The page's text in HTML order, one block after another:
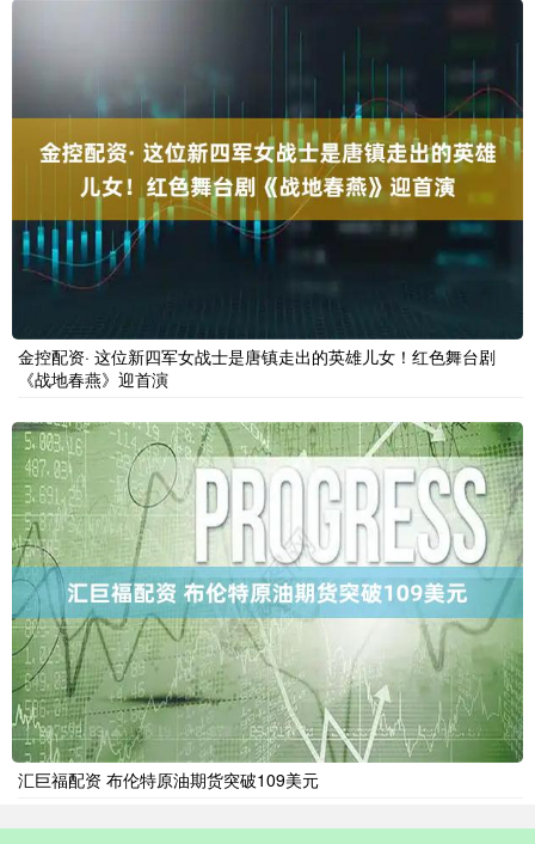
金控配资· 这位新四军女战士是唐镇走出的英雄儿女！红色舞台剧
《战地春燕》迎首演
汇巨福配资 布伦特原油期货突破109美元